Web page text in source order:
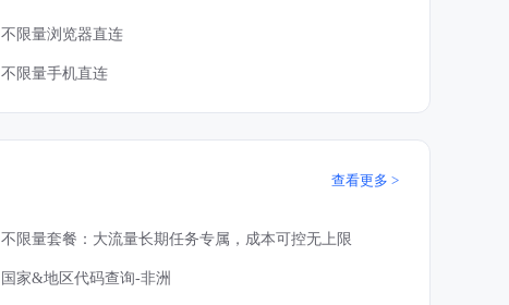
不限量浏览器直连
不限量手机直连
查看更多
不限量套餐：大流量长期任务专属，成本可控无上限
国家&地区代码查询-非洲